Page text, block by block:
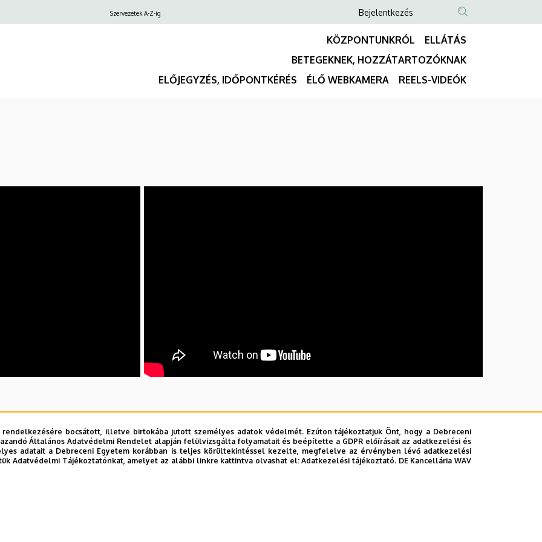
bocsátott, illetve birtokába jutott személyes adatok védelmét. Ezúton tájékoztatjuk Önt, hogy a Debreceni
Általános Adatvédelmi Rendelet alapján felülvizsgálta folyamatait és beépítette a GDPR előírásait az adatkezelési és
adatait a Debreceni Egyetem korábban is teljes körültekintéssel kezelte, megfelelve az érvényben lévő adatkezelési
Adatvédelmi Tájékoztatónkat, amelyet az alábbi linkre kattintva olvashat el:Adatkezelési tájékoztató. DE Kancellária WAV
Szervezetek A-Z-ig
Anonim
Felhasználói
fiók
menüje
Bejelentkezés
NYELVVÁLASZTÓ
TARTALOM
KERESÉSE
KÖZPONTUNKRÓL
ELLÁTÁS
BETEGEKNEK, HOZZÁTARTOZÓKNAK
ELŐJEGYZÉS, IDŐPONTKÉRÉS
ÉLŐ WEBKAMERA REELS-VIDEÓK